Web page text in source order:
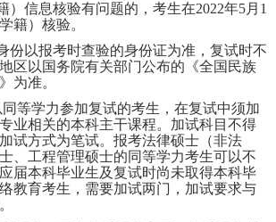
）信息核验有问题的，考生在2022年5月 1
籍）核验。
份以报考时查验的身份证为准，复试时不
区以国务院有关部门公布的《全国民族
为准。
同等学力参加复试的考生，在复试中须加
业相关的本科主干课程。加试科目不得
试方式为笔试。报考法律硕士（非法
、工程管理硕士的同等学力考生可以不
届本科毕业生及复试时尚未取得本科毕
教育考生，需要加试两门，加试要求与